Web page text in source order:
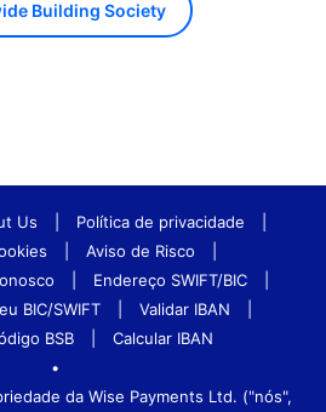
Building Society
Us Política de privacidade
Aviso de Risco
Endereço SWIFT/BIC
BIC/SWIFT
Validar IBAN
BSB
Calcular IBAN
•
da Wise Payments Ltd. ("nós",